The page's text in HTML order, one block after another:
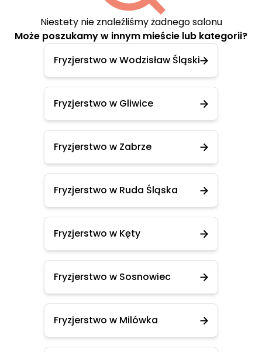
Niestety nie znaleźliśmy żadnego salonu
Może poszukamy w innym mieście lub kategorii?
Fryzjerstwo w Wodzisław Śląski
Fryzjerstwo w Gliwice
Fryzjerstwo w Zabrze
Fryzjerstwo w Ruda Śląska
Fryzjerstwo w Kęty
Fryzjerstwo w Sosnowiec
Fryzjerstwo w Milówka